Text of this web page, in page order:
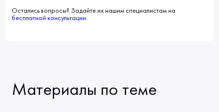
Остались вопросы? Задайте их нашим специалистам на
бесплатной консультации.
Материалы по теме